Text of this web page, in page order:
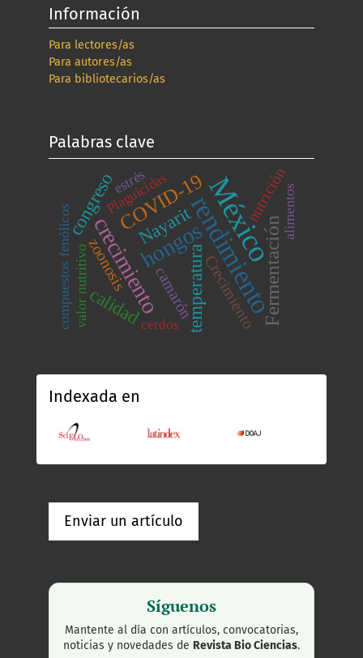
Información
Para lectores/as
Para autores/as
Para bibliotecarios/as
Palabras clave
México
rendimiento
hongos
crecimiento
COVID-19
Fermentación
temperatura
calidad
Nayarit
congreso
Crecimiento
nutrición
camarón
zoonosis
Plaguicidas
valor nutritivo cerdos
compuestos fenólicos alimentos
estrés
Indexada en
Enviar un artículo
Síguenos
Mantente al día con artículos, convocatorias,
noticias y novedades de Revista Bio Ciencias.